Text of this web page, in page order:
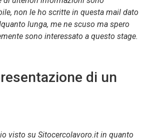
non le ho scritte in questa mail dato
lunga, me ne scuso ma spero
sono interessato a questo stage.
di un
visto su Sitocercolavoro.it in quanto